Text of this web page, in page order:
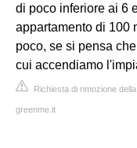
di poco inferiore ai 6
appartamento di 100
poco, se si pensa
cui accendiamo
Richiesta di rimozione
greenme.it